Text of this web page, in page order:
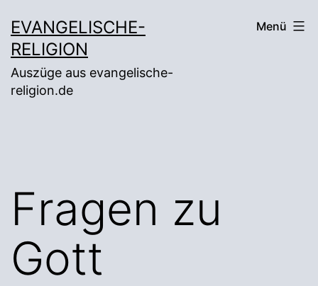
Inhalt
springen
EVANGELISCHE-
RELIGION
Auszüge aus evangelische-
religion.de
Menü
Fragen zu
Gott